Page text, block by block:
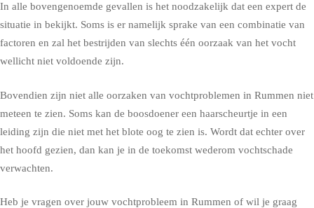
In alle bovengenoemde gevallen is het noodzakelijk dat een expert de
situatie in bekijkt. Soms is er namelijk sprake van een combinatie van
factoren en zal het bestrijden van slechts één oorzaak van het vocht
wellicht niet voldoende zijn.
Bovendien zijn niet alle oorzaken van vochtproblemen in Rummen niet
meteen te zien. Soms kan de boosdoener een haarscheurtje in een
leiding zijn die niet met het blote oog te zien is. Wordt dat echter over
het hoofd gezien, dan kan je in de toekomst wederom vochtschade
verwachten.
Heb je vragen over jouw vochtprobleem in Rummen of wil je graag